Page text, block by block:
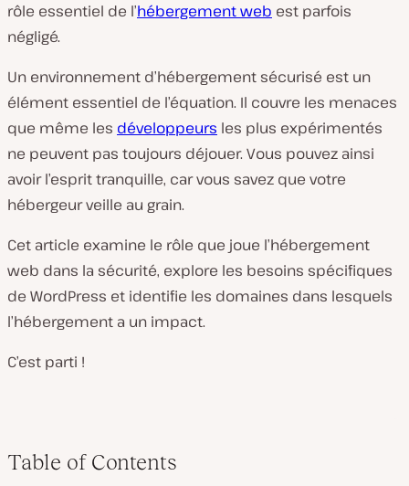
rôle essentiel de l’hébergement web est parfois
négligé.
Un environnement d’hébergement sécurisé est un
élément essentiel de l’équation. Il couvre les menaces
que même les développeurs les plus expérimentés
ne peuvent pas toujours déjouer. Vous pouvez ainsi
avoir l’esprit tranquille, car vous savez que votre
hébergeur veille au grain.
Cet article examine le rôle que joue l’hébergement
web dans la sécurité, explore les besoins spécifiques
de WordPress et identifie les domaines dans lesquels
l’hébergement a un impact.
C’est parti !
Table of Contents